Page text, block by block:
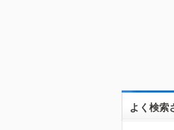
よく検索